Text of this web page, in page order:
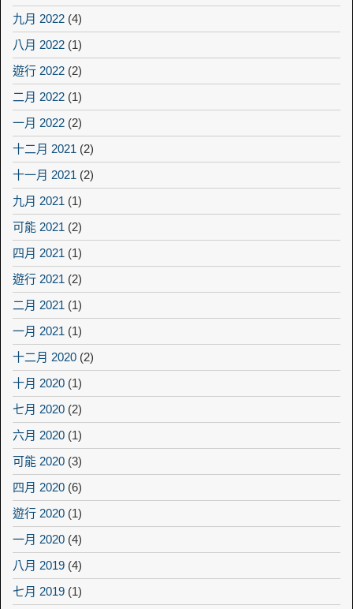
九月 2022 (4)
八月 2022 (1)
遊行 2022 (2)
二月 2022 (1)
一月 2022 (2)
十二月 2021 (2)
十一月 2021 (2)
九月 2021 (1)
可能 2021 (2)
四月 2021 (1)
遊行 2021 (2)
二月 2021 (1)
一月 2021 (1)
十二月 2020 (2)
十月 2020 (1)
七月 2020 (2)
六月 2020 (1)
可能 2020 (3)
四月 2020 (6)
遊行 2020 (1)
一月 2020 (4)
八月 2019 (4)
七月 2019 (1)